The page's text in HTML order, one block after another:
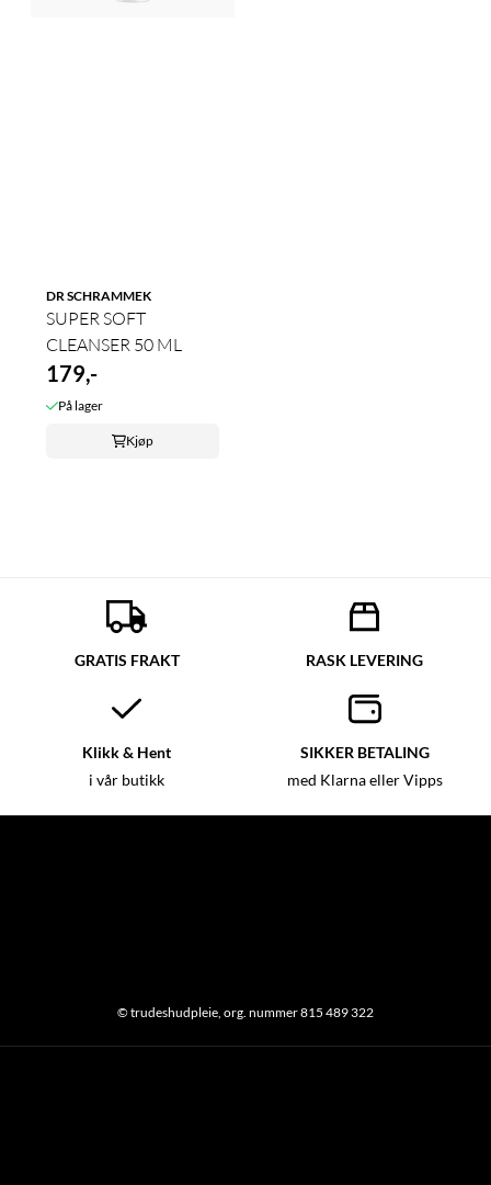
DR SCHRAMMEK
SUPER SOFT
CLEANSER 50 ML
179,-
På lager
Kjøp
GRATIS FRAKT RASK LEVERING
Klikk & Hent
i vår butikk
SIKKER BETALING
med Klarna eller Vipps
© trudeshudpleie, org. nummer 815 489 322